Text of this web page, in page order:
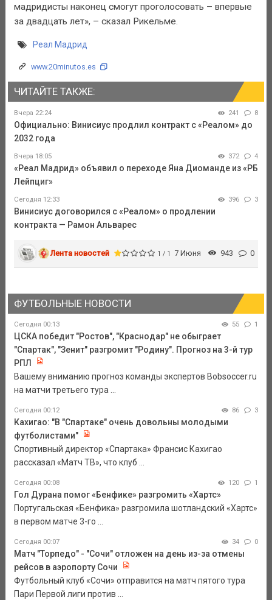
мадридисты наконец смогут проголосовать – впервые
за двадцать лет», – сказал Рикельме.
Реал Мадрид
www.20minutos.es
ЧИТАЙТЕ ТАКЖЕ:
Вчера 22:24 241 8
Официально: Винисиус продлил контракт с «Реалом» до
2032 года
Вчера 18:05 372 4
«Реал Мадрид» объявил о переходе Яна Диоманде из «РБ
Лейпциг»
Сегодня 12:33 396 3
Винисиус договорился с «Реалом» о продлении
контракта — Рамон Альварес
Лента новостей 1 / 1 7 Июня 943 0
ФУТБОЛЬНЫЕ НОВОСТИ
Сегодня 00:13 55 1
ЦСКА победит "Ростов", "Краснодар" не обыграет
"Спартак", "Зенит" разгромит "Родину". Прогноз на 3-й тур
РПЛ
Вашему вниманию прогноз команды экспертов Bobsoccer.ru
на матчи третьего тура ...
Сегодня 00:12 86 3
Кахигао: "В "Спартаке" очень довольны молодыми
футболистами"
Спортивный директор «Спартака» Франсис Кахигао
рассказал «Матч ТВ», что клуб ...
Сегодня 00:08 120 1
Гол Дурана помог «Бенфике» разгромить «Хартс»
Португальская «Бенфика» разгромила шотландский «Хартс»
в первом матче 3-го ...
Сегодня 00:07 34 0
Матч "Торпедо" - "Сочи" отложен на день из-за отмены
рейсов в аэропорту Сочи
Футбольный клуб «Сочи» отправится на матч пятого тура
Пари Первой лиги против ...